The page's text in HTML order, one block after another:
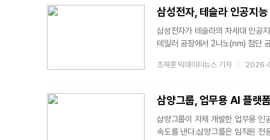
1000억달러를 돌파한 것은 사상
역시 4967억달러로
삼성전자, 테슬라 인공지
삼성전자가 테슬라의 차세대 인공
테일러 공장에서 2나노(㎚) 첨단
파운드리 수석엔지니어는 지난 11
생산될 예정이며 머지않아 테슬라
조재훈 빅데이터뉴스 기자 2026-
삼양그룹, 업무용 AI 플랫
삼양그룹이 자체 개발한 업무용
속도를 낸다.삼양그룹은 임직원